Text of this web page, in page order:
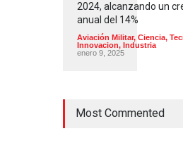
2024, alcanzando un
anual del 14%
Aviación Militar, Ciencia,
Innovacion, Industria
enero 9, 2025
Most Commented